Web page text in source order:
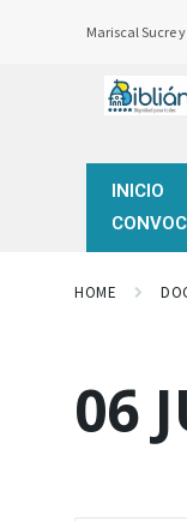
Mariscal Sucre
INICIO
HOME
06